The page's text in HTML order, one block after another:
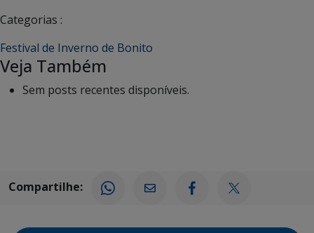
Categorias :
Festival de Inverno de Bonito
Veja Também
Sem posts recentes disponíveis.
Compartilhe: